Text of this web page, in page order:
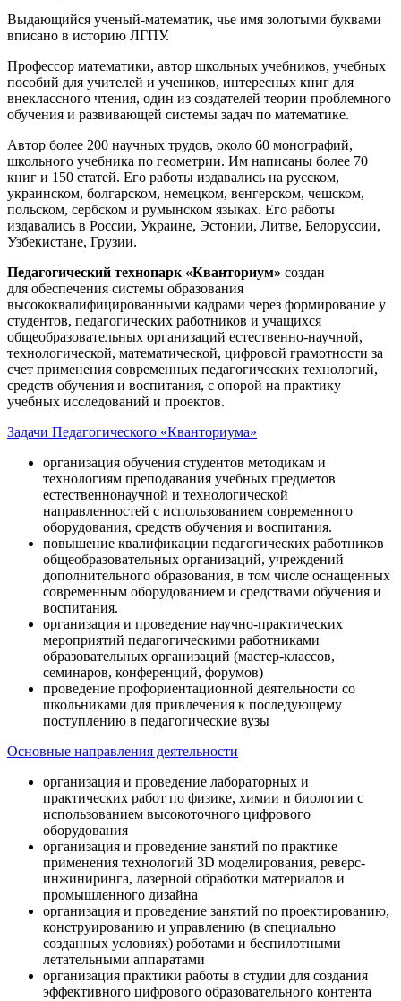
Выдающийся ученый-математик, чье имя золотыми буквами
вписано в историю ЛГПУ.
Профессор математики, автор школьных учебников, учебных
пособий для учителей и учеников, интересных книг для
внеклассного чтения, один из создателей теории проблемного
обучения и развивающей системы задач по математике.
Автор более 200 научных трудов, около 60 монографий,
школьного учебника по геометрии. Им написаны более 70
книг и 150 статей. Его работы издавались на русском,
украинском, болгарском, немецком, венгерском, чешском,
польском, сербском и румынском языках. Его работы
издавались в России, Украине, Эстонии, Литве, Белоруссии,
Узбекистане, Грузии.
Педагогический технопарк «Кванториум» создан
для обеспечения системы образования
высококвалифицированными кадрами через формирование у
студентов, педагогических работников и учащихся
общеобразовательных организаций естественно-научной,
технологической, математической, цифровой грамотности за
счет применения современных педагогических технологий,
средств обучения и воспитания, с опорой на практику
учебных исследований и проектов.
Задачи Педагогического «Кванториума»
организация обучения студентов методикам и
технологиям преподавания учебных предметов
естественнонаучной и технологической
направленностей с использованием современного
оборудования, средств обучения и воспитания.
повышение квалификации педагогических работников
общеобразовательных организаций, учреждений
дополнительного образования, в том числе оснащенных
современным оборудованием и средствами обучения и
воспитания.
организация и проведение научно-практических
мероприятий педагогическими работниками
образовательных организаций (мастер-классов,
семинаров, конференций, форумов)
проведение профориентационной деятельности со
школьниками для привлечения к последующему
поступлению в педагогические вузы
Основные направления деятельности
организация и проведение лабораторных и
практических работ по физике, химии и биологии с
использованием высокоточного цифрового
оборудования
организация и проведение занятий по практике
применения технологий 3D моделирования, реверс-
инжиниринга, лазерной обработки материалов и
промышленного дизайна
организация и проведение занятий по проектированию,
конструированию и управлению (в специально
созданных условиях) роботами и беспилотными
летательными аппаратами
организация практики работы в студии для создания
эффективного цифрового образовательного контента